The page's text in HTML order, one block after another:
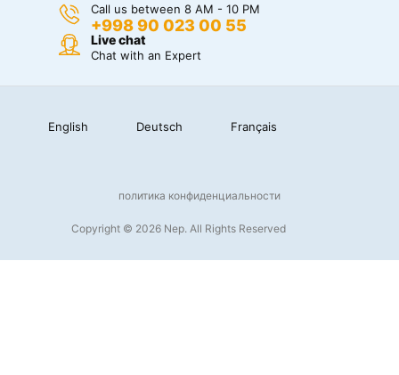
Call us between 8 AM - 10 PM
+998 90 023 00 55
Live chat
Chat with an Expert
English Deutsch Français
Copyright © 2026 Nep. All Rights Reserved
политика конфиденциальности